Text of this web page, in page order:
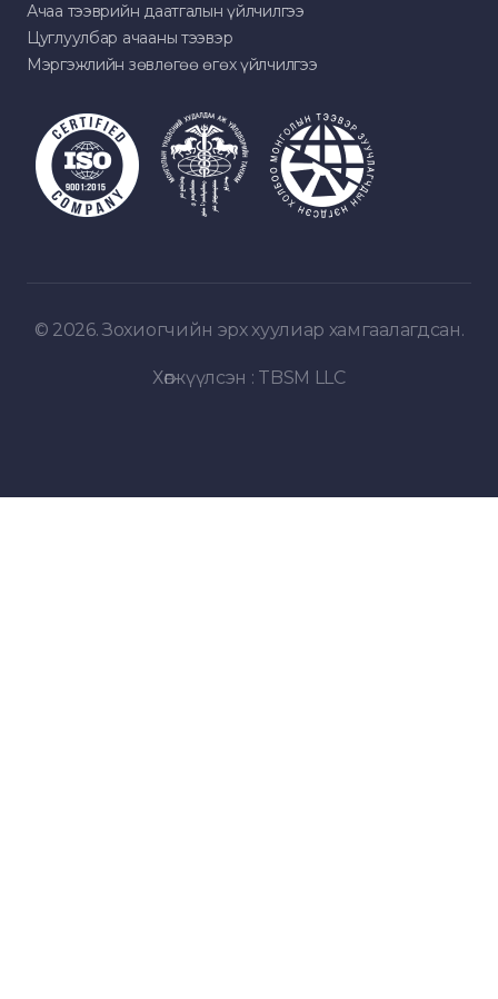
Ачаа тээврийн даатгалын үйлчилгээ
Цуглуулбар ачааны тээвэр
Мэргэжлийн зөвлөгөө өгөх үйлчилгээ
© 2026. Зохиогчийн эрх хуулиар хамгаалагдсан.
Хөгжүүлсэн : TBSM LLC